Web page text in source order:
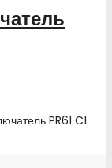
PR61 C1